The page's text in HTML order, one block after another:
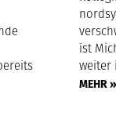
ist
weiter
MEHR »